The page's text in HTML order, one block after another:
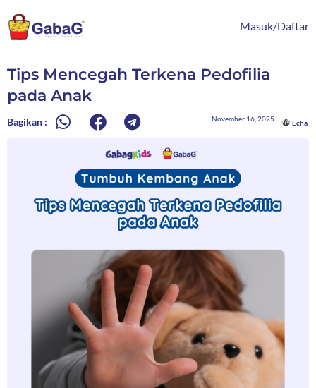
ke
konten
Masuk/Daftar
Tips Mencegah Terkena Pedofilia
pada Anak
Bagikan : November 16, 2025
Echa